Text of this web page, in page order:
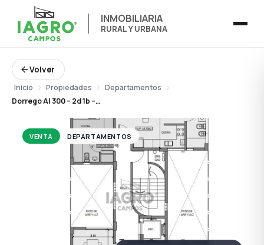
INMOBILIARIA
RURAL Y URBANA
Volver
Inicio Propiedades
Departamentos
Dorrego Al 300 – 2d 1b – Monte Hermoso
VENTA DEPARTAMENTOS